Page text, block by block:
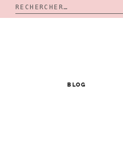
Rechercher :
BLOG